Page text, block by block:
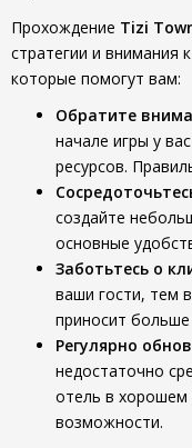
Прохождение Tizi
стратегии и внимания
которые помогут вам:
Обратите
начале игры у
ресурсов.
создайте
основные
Заботьтесь о
ваши гости, тем
приносит
Регулярно
недостаточно
отель в хорошем
возможности.